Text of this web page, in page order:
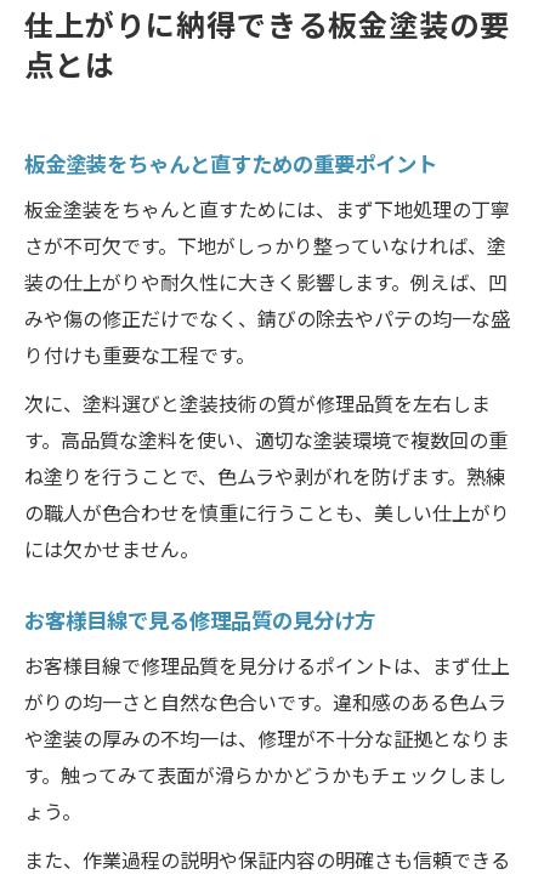
信頼を得る板金塗装の修理品質アップ術
お客様目線で高める修理品質の具体策
術
ちゃんと直すための品質管理ポイント
修理品質アップに必要な作業工程の工夫
板金塗装の信頼性を左右する仕上げ技術
お客様目線で考える失敗しない直し方
板金塗装の失敗例とお客様目線での対策
ちゃんと直すための事前チェックリスト
修理品質を落とさないための注意点
板金塗装をやめとけと言われる理由とは
お客様目線で満足度を高める対応方法
板金叩き出し方法で失敗しないコツ
修理品質を左右する板金叩きの基本
お客様目線で実践する叩き出しの手順
信頼を得る板金叩き出し法の注意点
ちゃんと直すための道具選びと使い方
板金塗装の仕上がり不満を解消する方法
仕上がりに納得できる板金塗装の要
点とは
板金塗装をちゃんと直すための重要ポイント
板金塗装をちゃんと直すためには、まず下地処理の丁寧
さが不可欠です。下地がしっかり整っていなければ、塗
装の仕上がりや耐久性に大きく影響します。例えば、凹
みや傷の修正だけでなく、錆びの除去やパテの均一な盛
り付けも重要な工程です。
次に、塗料選びと塗装技術の質が修理品質を左右しま
す。高品質な塗料を使い、適切な塗装環境で複数回の重
ね塗りを行うことで、色ムラや剥がれを防げます。熟練
の職人が色合わせを慎重に行うことも、美しい仕上がり
には欠かせません。
お客様目線で見る修理品質の見分け方
お客様目線で修理品質を見分けるポイントは、まず仕上
がりの均一さと自然な色合いです。違和感のある色ムラ
や塗装の厚みの不均一は、修理が不十分な証拠となりま
す。触ってみて表面が滑らかかどうかもチェックしまし
ょう。
また、作業過程の説明や保証内容の明確さも信頼できる